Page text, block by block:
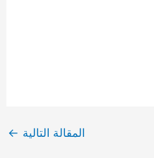
المقالة التالية ←